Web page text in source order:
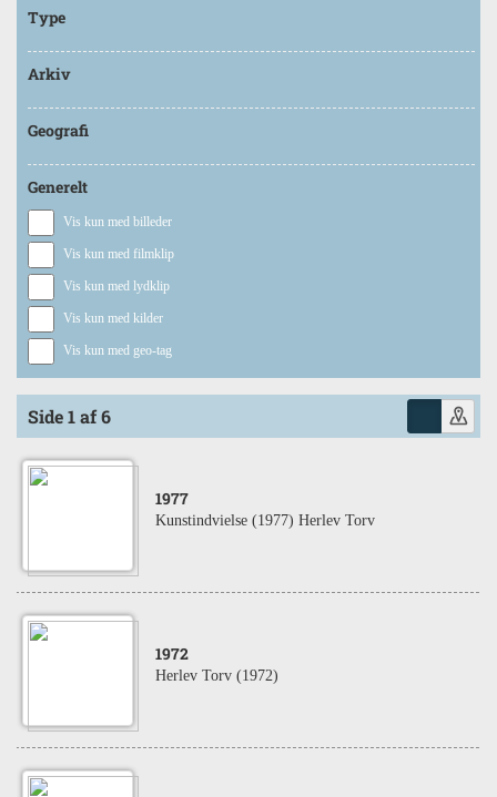
Type
Arkiv
Geografi
Generelt
Vis kun med billeder
Vis kun med filmklip
Vis kun med lydklip
Vis kun med kilder
Vis kun med geo-tag
Side 1 af 6
1977
Kunstindvielse (1977) Herlev Torv
1972
Herlev Torv (1972)